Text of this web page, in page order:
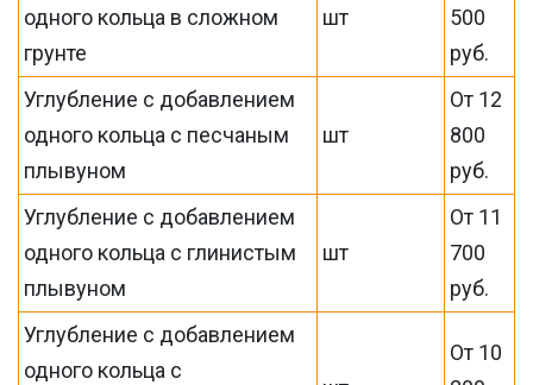
одного кольца в сложном
грунте
шт
500
руб.
Углубление с добавлением
одного кольца с песчаным
плывуном
шт
От 12
800
руб.
Углубление с добавлением
одного кольца с глинистым
плывуном
шт
От 11
700
руб.
Углубление с добавлением
одного кольца с
От 10